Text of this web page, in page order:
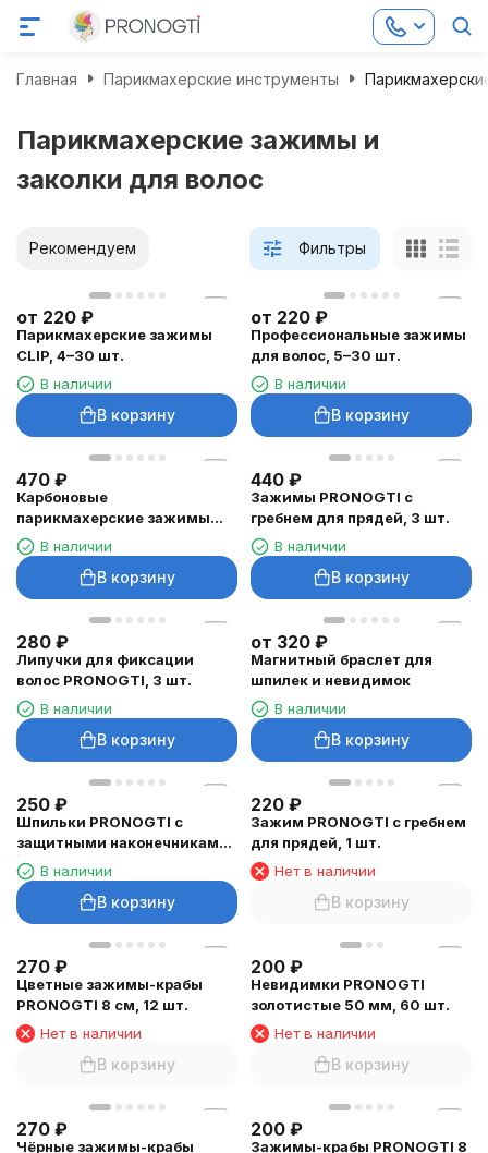
Главная Парикмахерские инструменты
Парикмахерские зажимы и
заколки для волос
Рекомендуем Фильтры
от 220 ₽
Парикмахерские зажимы
CLIP, 4–30 шт.
В наличии
В корзину
от 220 ₽
Профессиональные зажимы
для волос, 5–30 шт.
В наличии
В корзину
470 ₽
Карбоновые
парикмахерские зажимы
PRONOGTI 10 см, 6 шт.
В наличии
В корзину
440 ₽
Зажимы PRONOGTI с
гребнем для прядей, 3 шт.
В наличии
В корзину
280 ₽
Липучки для фиксации
волос PRONOGTI, 3 шт.
В наличии
В корзину
от 320 ₽
Магнитный браслет для
шпилек и невидимок
В наличии
В корзину
250 ₽
Шпильки PRONOGTI с
защитными наконечниками,
50 шт.В наличии
В корзину
220 ₽
Зажим PRONOGTI с гребнем
для прядей, 1 шт.
Нет в наличии
В корзину
270 ₽
Цветные зажимы-крабы
PRONOGTI 8 см, 12 шт.
Нет в наличии
В корзину
200 ₽
Невидимки PRONOGTI
золотистые 50 мм, 60 шт.
Нет в наличии
В корзину
270 ₽
Чёрные зажимы-крабы
200 ₽
Зажимы-крабы PRONOGTI 8